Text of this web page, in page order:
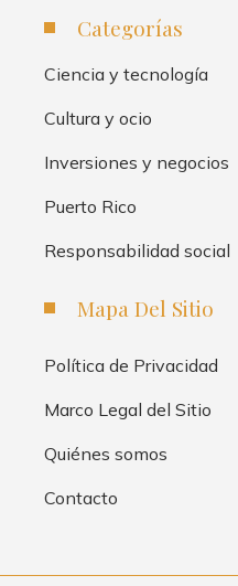
Categorías
Ciencia y tecnología
Cultura y ocio
Inversiones y negocios
Puerto Rico
Responsabilidad social
Mapa Del Sitio
Política de Privacidad
Marco Legal del Sitio
Quiénes somos
Contacto